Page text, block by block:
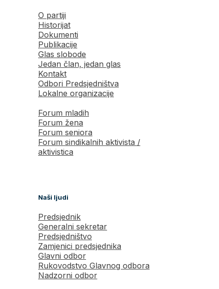
O partiji
Historijat
Dokumenti
Publikacije
Glas slobode
Jedan član, jedan glas
Kontakt
Odbori Predsjedništva
Lokalne organizacije
Forum mladih
Forum žena
Forum seniora
Forum sindikalnih aktivista /
aktivistica
Naši ljudi
Predsjednik
Generalni sekretar
Predsjedništvo
Zamjenici predsjednika
Glavni odbor
Rukovodstvo Glavnog odbora
Nadzorni odbor